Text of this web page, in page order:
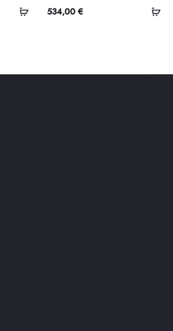
Ajouter534,00 €